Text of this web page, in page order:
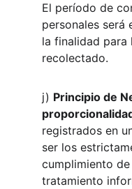
El período de
personales será
la finalidad para
recolectado.
j) Principio de
registrados en
ser los
cumplimiento
tratamiento